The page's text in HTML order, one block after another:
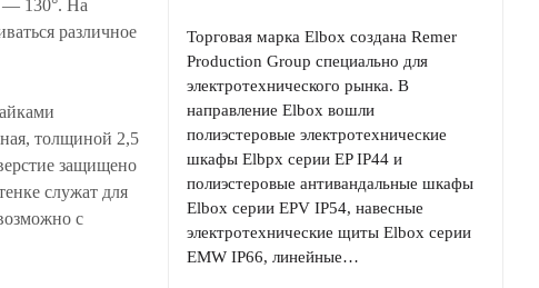
— 130°. На
различное
толщиной 2,5
защищено
служат для
с
Торговая марка Elbox создана Remer
Production Group специально для
электротехнического рынка. В
направление Elbox вошли
полиэстеровые электротехнические
шкафы Elbpx серии EP IP44 и
полиэстеровые антивандальные шкафы
Elbox серии EPV IP54, навесные
электротехнические щиты Elbox серии
EMW IP66, линейные…